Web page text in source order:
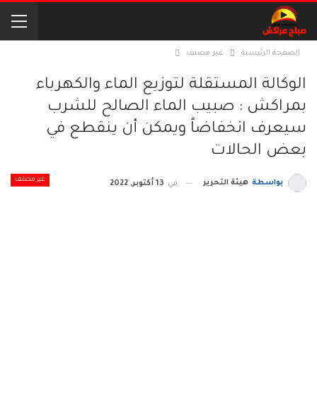
الصفحة الرئيسية غير مصنف
الوكالة المستقلة لتوزيع الماء والكهرباء
بمراكش : صبيب الماء الصالح للشرب
سيعرف انخفاضاً ويمكن أن ينقطع في
بعض الحالات
غير مصنف بواسطة هيئة التحرير في 13 أكتوبر, 2022